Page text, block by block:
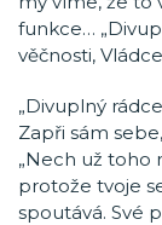
funkce…
věčnosti,
„Divuplný
Zapři sám
„Nech už toho
protože tvoje
spoutává. Své